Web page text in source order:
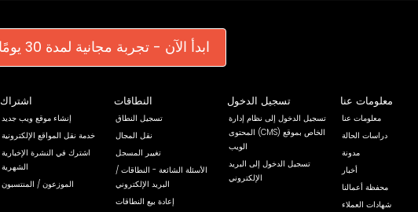
ابدأ الآن - تجربة مجانية لمدة 30 يومًا
اشتراك
إنشاء موقع ويب جديد
خدمة نقل المواقع الإلكترونية
اشترك في النشرة الإخبارية
الشهرية
الموزعون / المنتسبون
النطاقات
تسجيل النطاق
نقل المجال
تغيير المسجل
الأسئلة الشائعة - النطاقات /
البريد الإلكتروني
إعادة بيع النطاقات
تسجيل الدخول
تسجيل الدخول إلى نظام إدارة
المحتوى (CMS) الخاص بموقع
الويب
تسجيل الدخول إلى البريد
الإلكتروني
معلومات عنا
معلومات عنا
دراسات الحالة
مدونة
أخبار
محفظة أعمالنا
شهادات العملاء